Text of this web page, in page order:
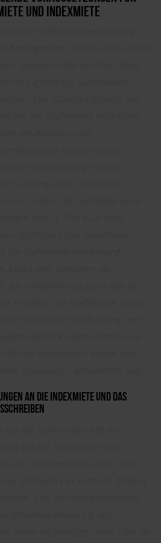
und Indexmiete
Staffelmietvereinbarung
Anfangsmiete und die nach Ablauf
Zeitabschnitte erhöhte Miete
ausdrücklich
Das Kündigungsrecht des
ausgeschlossen
Mieterhöhungen sind
Geltung einer Staffelmiete
sodass der Vermieter keine
nach § 558 BGB oder
vornehmen
die Staffelmietvereinbarung
zur Mieterhöhung nach den §§
der einfachen Handhabung und
für beide Parteien, da
automatisch eintritt und
Erklärungen erforderlich sind.
an die Indexmiete und das
bei der Indexmiete nicht
des Vermieters in Textform geltend
Das Erhöhungsschreiben
Änderung des
sowie die jeweilige Miete oder die